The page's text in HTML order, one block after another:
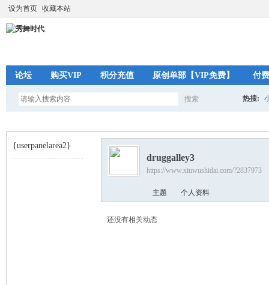
设为首页 收藏本站
论坛 购买VIP 积分充值 原创单部【VIP免费】 付
搜索
索
热搜:
{userpanelarea2}
druggalley3
https://www.xiuwushidai.com/?2837973
主题 个人资料
还没有相关动态